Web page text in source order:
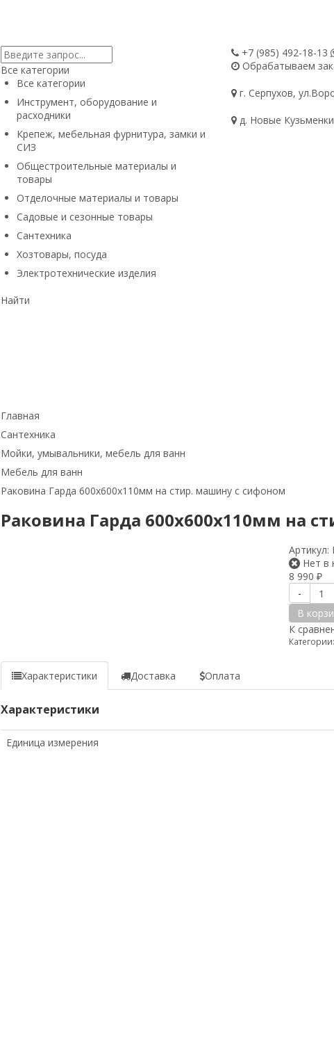
Все категории
Все категории
Инструмент, оборудование и
расходники
Крепеж, мебельная фурнитура, замки и
СИЗ
Общестроительные материалы и
товары
Отделочные материалы и товары
Садовые и сезонные товары
Сантехника
Хозтовары, посуда
Электротехнические изделия
Найти
+7 (985) 492-18-13
Обрабатываем
г. Серпухов,
д. Новые
Главная
Сантехника
Мойки, умывальники, мебель для ванн
Мебель для ванн
Раковина Гарда 600х600х110мм на стир. машину с сифоном
Раковина Гарда 600х600х110мм на
Артикул:
Нет в
8 990₽
-
В
К
Категории:
Характеристики Доставка Оплата
Характеристики
Единица измерения